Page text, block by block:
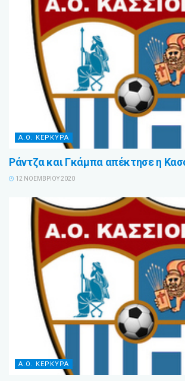
Α.Ο. ΚΕΡΚΥΡΑ
Ράντζα και Γκάμπα απέκτησε η
12 ΝΟΕΜΒΡΊΟΥ 2020
Α.Ο. ΚΕΡΚΥΡΑ